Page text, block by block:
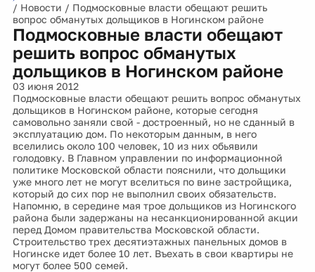
/ Новости / Подмосковные власти обещают решить
вопрос обманутых дольщиков в Ногинском районе
Подмосковные власти обещают
решить вопрос обманутых
дольщиков в Ногинском районе
03 июня 2012
Подмосковные власти обещают решить вопрос обманутых
дольщиков в Ногинском районе, которые сегодня
самовольно заняли свой - достроенный, но не сданный в
эксплуатацию дом. По некоторым данным, в него
вселились около 100 человек, 10 из них обьявили
голодовку. В Главном управлении по информационной
политике Московской области пояснили, что дольщики
уже много лет не могут вселиться по вине застройщика,
который до сих пор не выполнил своих обязательств.
Напомню, в середине мая трое дольщиков из Ногинского
района были задержаны на несанкционированной акции
перед Домом правительства Московской области.
Строительство трех десятиэтажных панельных домов в
Ногинске идет более 10 лет. Въехать в свои квартиры не
могут более 500 семей.